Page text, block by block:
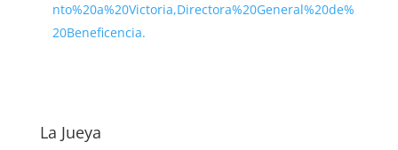
nto%20a%20Victoria,Directora%20General%20de%
20Beneficencia.
La Jueya